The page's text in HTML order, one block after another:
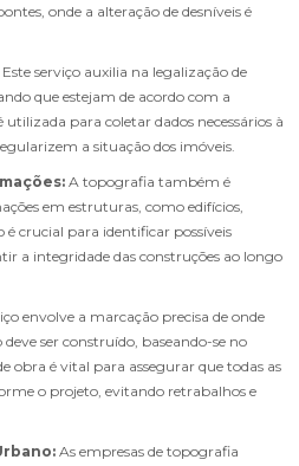
onde a alteração de desníveis é
Este serviço auxilia na legalização de
que estejam de acordo com a
para coletar dados necessários à
a situação dos imóveis.
A topografia também é
em estruturas, como edifícios,
é crucial para identificar possíveis
a integridade das construções ao longo
envolve a marcação precisa de onde
ser construído, baseando-se no
obra é vital para assegurar que todas as
o projeto, evitando retrabalhos e
As empresas de topografia